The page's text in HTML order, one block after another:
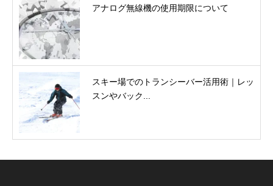
アナログ無線機の使用期限について
スキー場でのトランシーバー活用術｜レッ
スンやバック...